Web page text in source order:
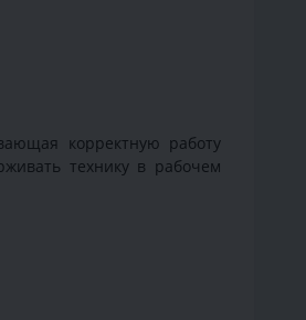
корректную работу
технику в рабочем